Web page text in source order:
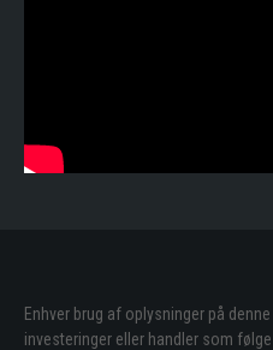
Enhver brug af oplysninger på
investeringer eller handler som